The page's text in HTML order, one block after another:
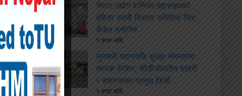
नेपाल उद्योग वाणिज्य महासङ्घको
महिला उद्यमी विकास समितिमा रिता
कँडेल मनोनित
१ हप्ता अघि
सुनसरी घटनापछि सुरक्षा संयन्त्रमा
व्यापक हेरफेर, सीडीओसहित प्रहरी
र सशस्त्रका प्रमुख फिर्ता
१ हप्ता अघि